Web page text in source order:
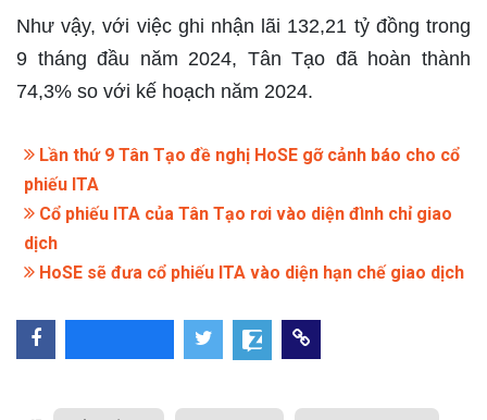
Như vậy, với việc ghi nhận lãi 132,21 tỷ đồng trong
9 tháng đầu năm 2024, Tân Tạo đã hoàn thành
74,3% so với kế hoạch năm 2024.
Lần thứ 9 Tân Tạo đề nghị HoSE gỡ cảnh báo cho cổ
phiếu ITA
Cổ phiếu ITA của Tân Tạo rơi vào diện đình chỉ giao
dịch
HoSE sẽ đưa cổ phiếu ITA vào diện hạn chế giao dịch